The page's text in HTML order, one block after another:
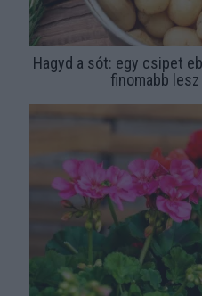
Hagyd a sót: egy csipet
finomabb